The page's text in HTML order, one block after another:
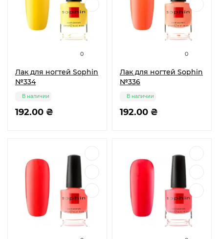
0
Лак для ногтей Sophin
№334
192.00 ₴
В наличии
0
Лак для ногтей Sophin
№336
192.00 ₴
В наличии